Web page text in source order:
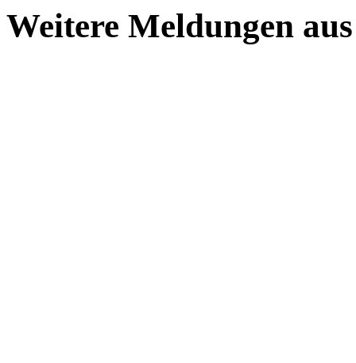
Weitere Meldungen aus